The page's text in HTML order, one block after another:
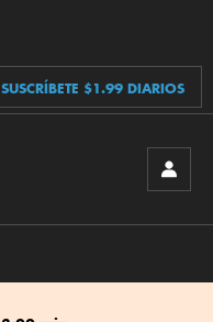
SUSCRÍBETE $1.99 DIARIOS